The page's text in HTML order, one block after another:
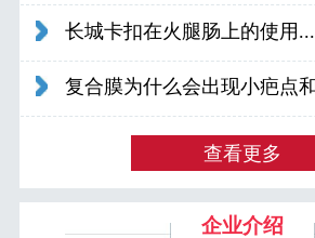
长城卡扣在火腿肠上的使用...
查看更多
企业介绍